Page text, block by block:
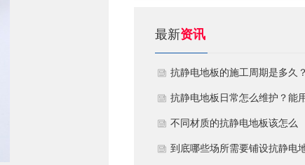
最新资讯
抗静电地板的施工周期是多久
需要注意什么?
抗静电地板日常怎么维护？能
多久？
不同材质的抗静电地板该怎么
选？
到底哪些场所需要铺设抗静电